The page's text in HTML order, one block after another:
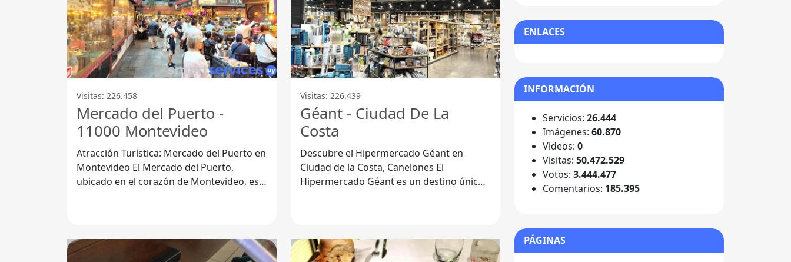
Visitas: 226.458
Mercado del Puerto -
11000 Montevideo
Atracción Turística: Mercado del Puerto en
Montevideo El Mercado del Puerto,
ubicado en el corazón de Montevideo, es
Visitas: 226.439
Géant - Ciudad De La
Costa
Descubre el Hipermercado Géant en
Ciudad de la Costa, Canelones El
Hipermercado Géant es un destino único
ENLACES
INFORMACIÓN
Servicios: 26.444
Imágenes: 60.870
Videos: 0
Visitas: 50.472.529
Votos: 3.444.477
Comentarios: 185.395
PÁGINAS